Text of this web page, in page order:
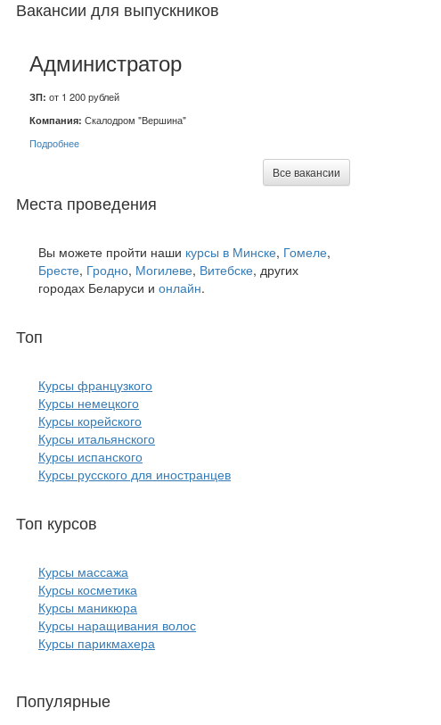
Вакансии для выпускников
Администратор
ЗП: от 1 200 рублей
Компания: Скалодром "Вершина"
Подробнее
Все вакансии
Места проведения
Вы можете пройти наши курсы в Минске, Гомеле,
Бресте, Гродно, Могилеве, Витебске, других
городах Беларуси и онлайн.
Топ
Курсы французкого
Курсы немецкого
Курсы корейского
Курсы итальянского
Курсы испанского
Курсы русского для иностранцев
Топ курсов
Курсы массажа
Курсы косметика
Курсы маникюра
Курсы наращивания волос
Курсы парикмахера
Популярные